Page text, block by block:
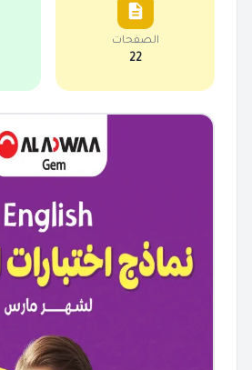
الصفحات
22